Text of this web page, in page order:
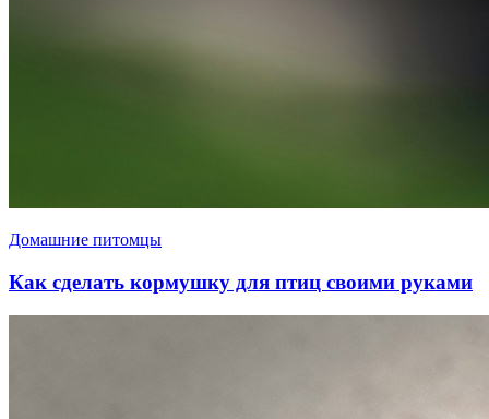
Домашние питомцы
Как сделать кормушку для птиц своими руками